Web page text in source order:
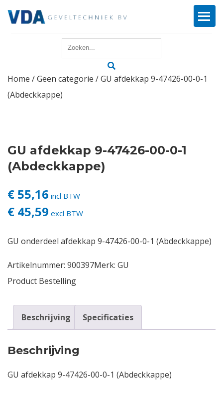
Reparatie
Producten
Offerte
Actueel
Contact
Home /Geen categorie / GU afdekkap 9-47426-00-0-1
(Abdeckkappe)
GU afdekkap 9-47426-00-0-1
(Abdeckkappe)
€ 55,16 incl BTW
€ 45,59 excl BTW
GU onderdeel afdekkap 9-47426-00-0-1 (Abdeckkappe)
Artikelnummer: 900397Merk: GU
Product Bestelling
Beschrijving Specificaties
Beschrijving
GU afdekkap 9-47426-00-0-1 (Abdeckkappe)